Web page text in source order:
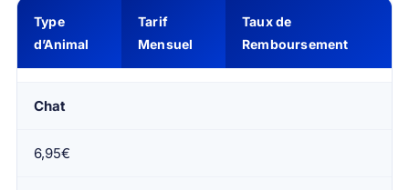
Type
d’Animal
Tarif
Mensuel
Taux de
Remboursement
Chat
6,95€